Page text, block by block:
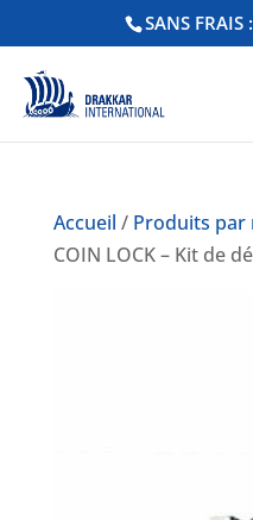
SANS
Accueil / Produits par
COIN LOCK – Kit de